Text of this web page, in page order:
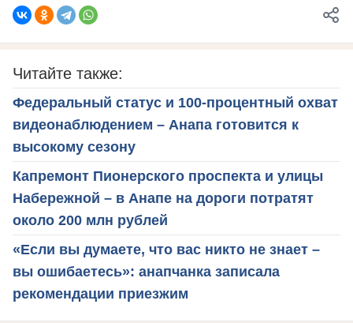
Читайте также:
Федеральный статус и 100-процентный охват
видеонаблюдением – Анапа готовится к
высокому сезону
Капремонт Пионерского проспекта и улицы
Набережной – в Анапе на дороги потратят
около 200 млн рублей
«Если вы думаете, что вас никто не знает –
вы ошибаетесь»: анапчанка записала
рекомендации приезжим